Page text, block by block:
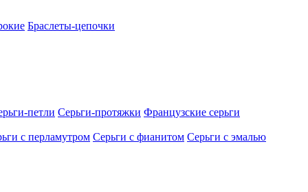
Браслеты-цепочки
петли Серьги-протяжки Французские серьги
с перламутром Серьги с фианитом Серьги с эмалью